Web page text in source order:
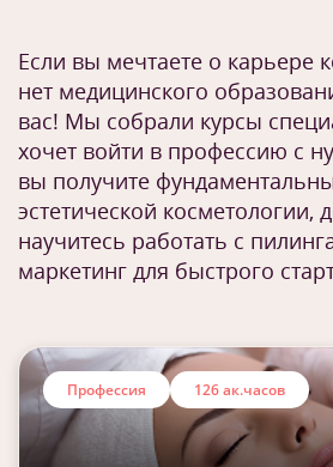
Если вы мечтаете о карьере
нет медицинского
вас! Мы собрали курсы
хочет войти в профессию с
вы получите
эстетической косметологии,
научитесь работать с
маркетинг для быстрого
Профессия 126 ак.часов